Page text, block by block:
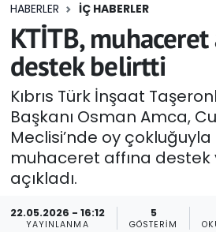
HABERLER İÇ HABERLER
KTİTB, muhaceret
destek belirtti
Kıbrıs Türk İnşaat
Başkanı Osman Amca,
Meclisi’nde oy
muhaceret affına destek
açıkladı.
22.05.2026 - 16:12
YAYINLANMA
5
GÖSTERIM
Eğitim
Ekonomi
Foto Galeri
GEZİ
Güncel
Gündem
Tüm Manşetler
Son Dakika Haberleri
Haber Arşivi